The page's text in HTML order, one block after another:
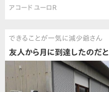
アコード ユーロR
できることが一気に減少爺さん
友人から月に到達したのだ